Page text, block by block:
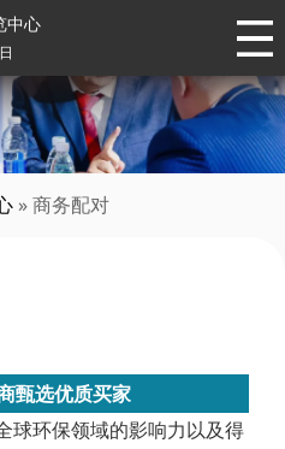
中心
» 商务配对
甄选优质买家
球环保领域的影响力以及得